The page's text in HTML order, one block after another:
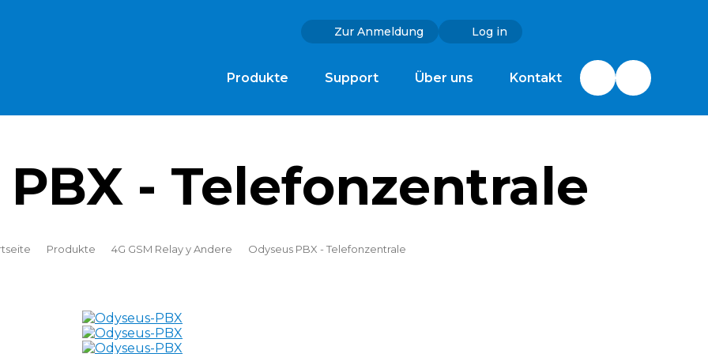
Zur Anmeldung Log in
Produkte Support Über uns Kontakt
- Telefonzentrale
Produkte 4G GSM Relay y Andere Odyseus PBX - Telefonzentrale